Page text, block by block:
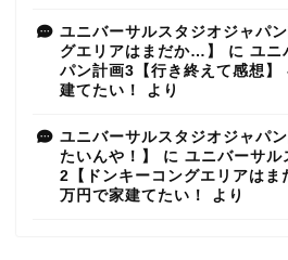
ユニバーサルスタジオジャパ
グエリアはまだか…】
に ユニ
パン計画3【行き終えて感想
建てたい！
より
ユニバーサルスタジオジャパ
たいんや！】
に ユニバーサル
2【ドンキーコングエリアは
万円で家建てたい！
より